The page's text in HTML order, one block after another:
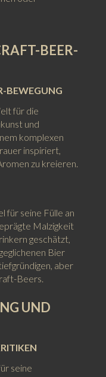
BEER-
BEWEGUNG
für die
und
komplexen
inspiriert,
zu kreieren.
für seine Fülle an
Malzigkeit
geschätzt,
Bier
aber
Beers.
UND
seine